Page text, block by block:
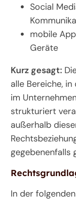
Social
mobile
Geräte
Kurz gesagt:
alle Bereiche,
im
strukturiert
außerhalb
gegebenenfalls
In der